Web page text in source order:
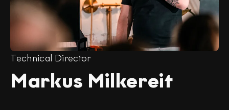
Technical Director
Markus Milkereit